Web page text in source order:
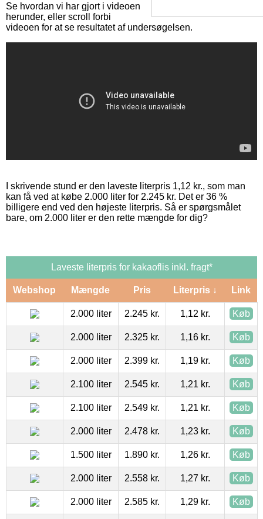
Se hvordan vi har gjort i videoen
herunder, eller scroll forbi
videoen for at se resultatet af undersøgelsen.
I skrivende stund er den laveste literpris 1,12 kr., som man
kan få ved at købe 2.000 liter for 2.245 kr. Det er 36 %
billigere end ved den højeste literpris. Så er spørgsmålet
bare, om 2.000 liter er den rette mængde for dig?
Laveste literpris for kakaoflis inkl. fragt*
Webshop Mængde Pris Literpris ↓ Link
2.000 liter 2.245 kr. 1,12 kr. Køb
2.000 liter 2.325 kr. 1,16 kr. Køb
2.000 liter 2.399 kr. 1,19 kr. Køb
2.100 liter 2.545 kr. 1,21 kr. Køb
2.100 liter 2.549 kr. 1,21 kr. Køb
2.000 liter 2.478 kr. 1,23 kr. Køb
1.500 liter 1.890 kr. 1,26 kr. Køb
2.000 liter 2.558 kr. 1,27 kr. Køb
2.000 liter 2.585 kr. 1,29 kr. Køb